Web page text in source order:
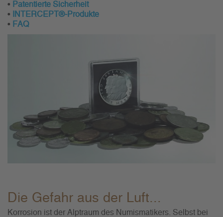
• Patentierte Sicherheit
•
INTERCEPT®-Produkte
• FAQ
Die Gefahr aus der Luft...
Korrosion ist der Alptraum des Numismatikers. Selbst bei